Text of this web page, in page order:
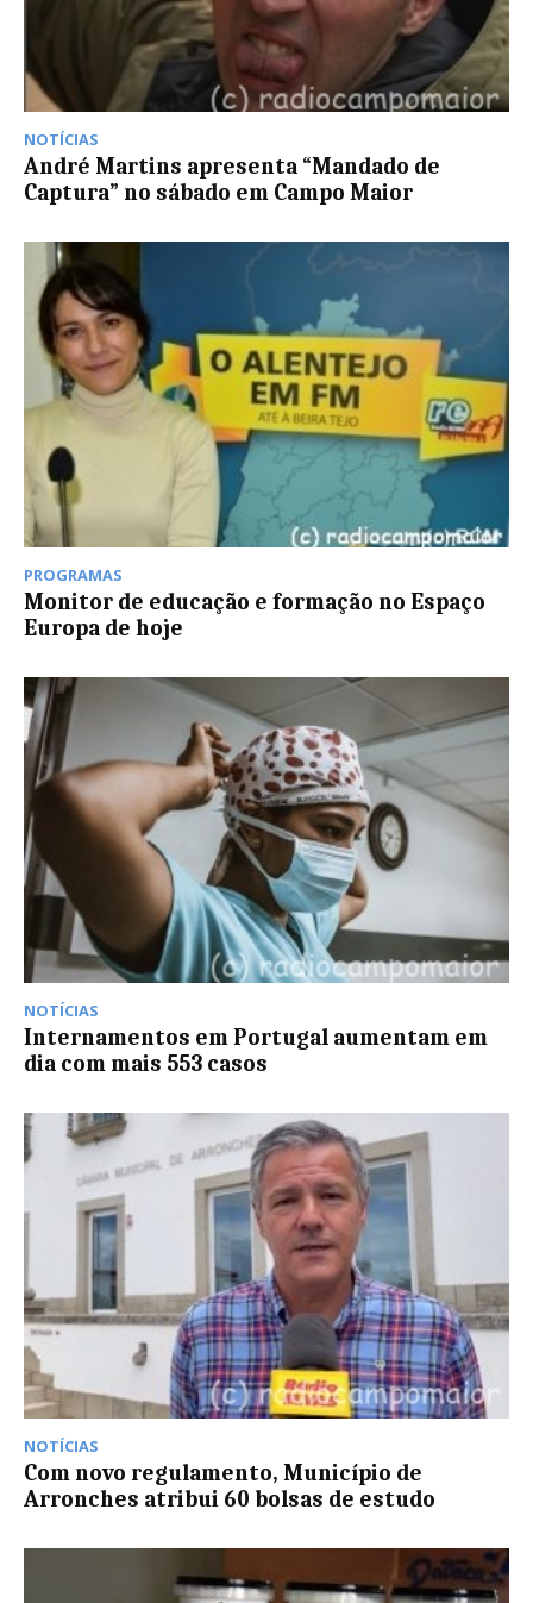
NOTÍCIAS
André Martins apresenta “Mandado de
Captura” no sábado em Campo Maior
PROGRAMAS
Monitor de educação e formação no Espaço
Europa de hoje
NOTÍCIAS
Internamentos em Portugal aumentam em
dia com mais 553 casos
NOTÍCIAS
Com novo regulamento, Município de
Arronches atribui 60 bolsas de estudo